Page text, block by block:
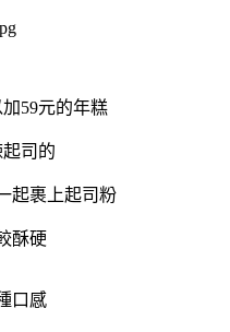
59元的年糕
司的
起裹上起司粉
酥硬
口感